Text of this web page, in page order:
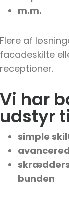
m.m.
Flere af
facadeskilte
receptioner.
Vi har
udstyr
simple
bunden